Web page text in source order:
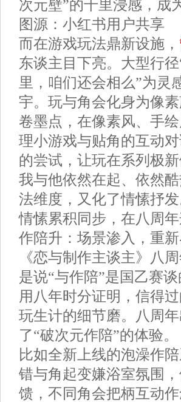
次元壁”的千里浸感，成
图源：小红书用户共享
而在游戏玩法鼎新设施，
东谈主目下亮。大型行
里，咱们还会相么”为灵
宇。玩与角会化身为像
卷墨点，在像素风、手
理小游戏与贴角的互动
的尝试，让玩在系列极
我与他依然在起、依然
法维度，又化了情愫抒
情愫累积同步，在八周
作陪升：场景渗入，重
《恋与制作主谈主》八
是说“与作陪”是国乙赛
用八年时分证明，信得
玩生计的细节磨。八周
了“破次元作陪”的体验。
比如全新上线的泡澡作
错与角起变嫌浴室氛围
馈，不同角会把柄互动